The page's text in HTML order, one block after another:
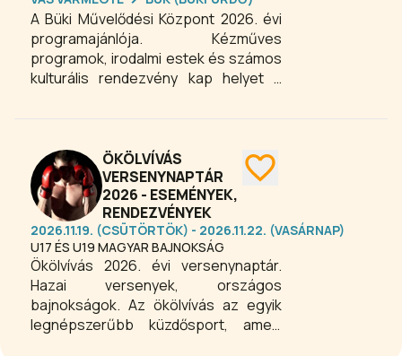
támogatásod!
A Büki Művelődési Központ 2026. évi
programajánlója. Kézműves
programok, irodalmi estek és számos
kulturális rendezvény kap helyet a
találkozóhelyen. Az intézményben
hozzá tartoznak a Büki
Sportlétesítmények is. Intézményünk
egész évben színes programokkal,
tartalmas szabadidős
tevékenységekkel várja az
érdeklődőket.
ÖKÖLVÍVÁS
VERSENYNAPTÁR
2026 - ESEMÉNYEK,
RENDEZVÉNYEK
2026.11.19. (CSÜTÖRTÖK) - 2026.11.22. (VASÁRNAP)
U17 ÉS U19 MAGYAR BAJNOKSÁG
Ökölvívás 2026. évi versenynaptár.
Hazai versenyek, országos
bajnokságok. Az ökölvívás az egyik
legnépszerűbb küzdősport, amely